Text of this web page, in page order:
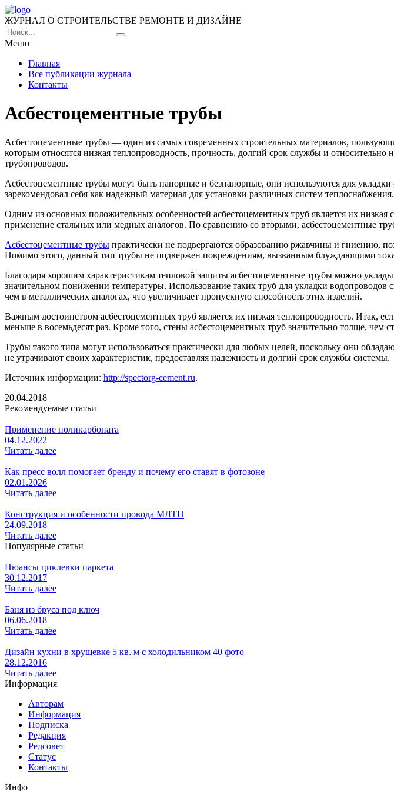
ЖУРНАЛ О СТРОИТЕЛЬСТВЕ РЕМОНТЕ И ДИЗАЙНЕ
Меню
Главная
Все публикации журнала
Контакты
Асбестоцементные трубы
Асбестоцементные трубы — один из самых современных строительных материалов,
которым относятся низкая теплопроводность, прочность, долгий срок службы и
трубопроводов.
Асбестоцементные трубы могут быть напорные и безнапорные, они используются для
зарекомендовал себя как надежный материал для установки различных систем теплоснабжения.
Одним из основных положительных особенностей асбестоцементных труб является их низкая
применение стальных или медных аналогов. По сравнению со вторыми, асбестоцементные
Асбестоцементные трубы практически не подвергаются образованию ржавчины и гниению,
Помимо этого, данный тип трубы не подвержен повреждениям, вызванным блуждающими
Благодаря хорошим характеристикам тепловой защиты асбестоцементные трубы можно
значительном понижении температуры. Использование таких труб для укладки
чем в металлических аналогах, что увеличивает пропускную способность этих изделий.
Важным достоинством асбестоцементных труб является их низкая теплопроводность. Итак,
меньше в восемьдесят раз. Кроме того, стены асбестоцементных труб значительно толще, чем
Трубы такого типа могут использоваться практически для любых целей, поскольку они
не утрачивают своих характеристик, предоставляя надежность и долгий срок службы системы.
Источник информации: http://spectorg-cement.ru.
20.04.2018
Рекомендуемые статьи
Применение поликарбоната
04.12.2022
Читать далее
Как пресс волл помогает бренду и почему его ставят в фотозоне
02.01.2026
Читать далее
Конструкция и особенности провода МЛТП
24.09.2018
Читать далее
Популярные статьи
Нюансы циклевки паркета
30.12.2017
Читать далее
Баня из бруса под ключ
06.06.2018
Читать далее
Дизайн кухни в хрущевке 5 кв. м с холодильником 40 фото
28.12.2016
Читать далее
Информация
Авторам
Информация
Подписка
Редакция
Редсовет
Статус
Контакты
Инфо